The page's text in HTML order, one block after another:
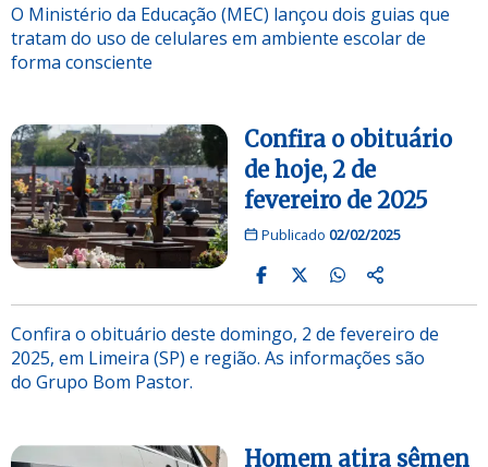
O Ministério da Educação (MEC) lançou dois guias que
tratam do uso de celulares em ambiente escolar de
forma consciente
Confira o obituário
de hoje, 2 de
fevereiro de 2025
Publicado 02/02/2025
Confira o obituário deste domingo, 2 de fevereiro de
2025, em Limeira (SP) e região. As informações são
do Grupo Bom Pastor.
Homem atira sêmen